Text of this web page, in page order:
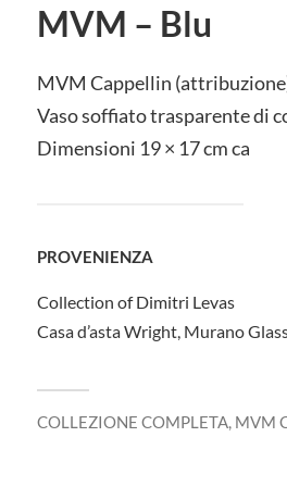
MVM – Blu
MVM Cappellin
Vaso soffiato trasparente di
Dimensioni 19 × 17 cm ca
PROVENIENZA
Collection of Dimitri Levas
Casa d’asta Wright, Murano
COLLEZIONE COMPLETA, MVM